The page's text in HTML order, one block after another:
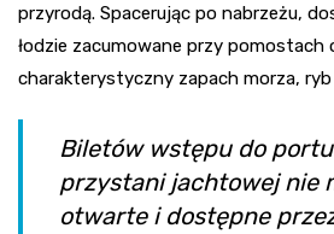
przyrodą. Spacerując po nabrzeżu,
łodzie zacumowane przy pomostach
charakterystyczny zapach morza,
Biletów wstępu do
przystani jachtowej nie
otwarte i dostępne